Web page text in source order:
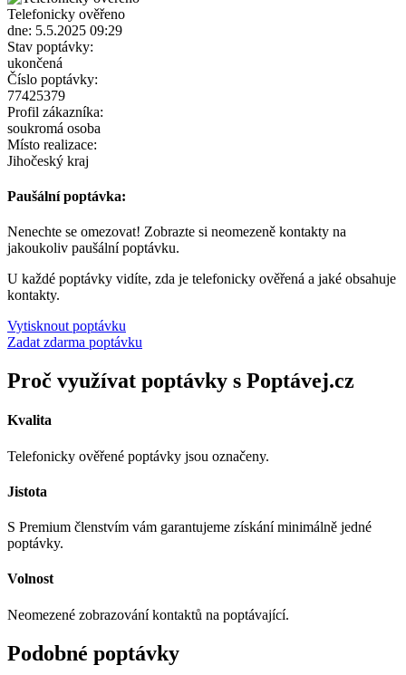
Telefonicky ověřeno
dne: 5.5.2025 09:29
Stav poptávky:
ukončená
Číslo poptávky:
77425379
Profil zákazníka:
soukromá osoba
Místo realizace:
Jihočeský kraj
Paušální poptávka:
Nenechte se omezovat! Zobrazte si neomezeně kontakty na
jakoukoliv paušální poptávku.
U každé poptávky vidíte, zda je telefonicky ověřená a jaké obsahuje
kontakty.
Vytisknout poptávku
Zadat zdarma poptávku
Proč využívat poptávky s Poptávej.cz
Kvalita
Telefonicky ověřené poptávky jsou označeny.
Jistota
S Premium členstvím vám garantujeme získání minimálně jedné
poptávky.
Volnost
Neomezené zobrazování kontaktů na poptávající.
Podobné poptávky